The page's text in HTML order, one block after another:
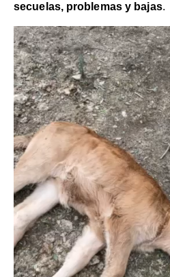
secuelas, problemas y bajas.